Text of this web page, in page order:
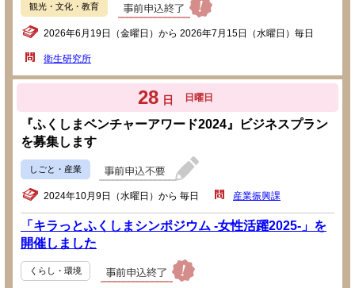
観光・文化・教育
2026年6月19日（金曜日）から 2026年7月15日（水曜日）毎日
衛生研究所
28 日 日曜日
『ふくしまベンチャーアワード2024』ビジネスプラン
を募集します
しごと・産業
2024年10月9日（水曜日）から 毎日 産業振興課
「キラっとふくしまシンポジウム -女性活躍2025-」を
開催しました
くらし・環境